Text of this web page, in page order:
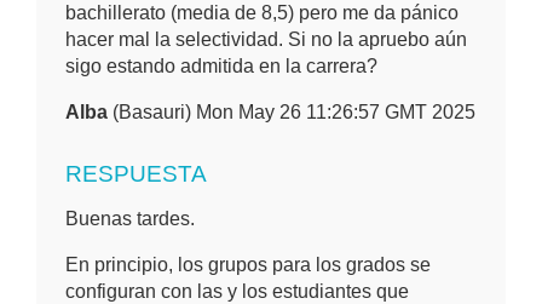
bachillerato (media de 8,5) pero me da pánico
hacer mal la selectividad. Si no la apruebo aún
sigo estando admitida en la carrera?
Alba (Basauri) Mon May 26 11:26:57 GMT 2025
RESPUESTA
Buenas tardes.
En principio, los grupos para los grados se
configuran con las y los estudiantes que